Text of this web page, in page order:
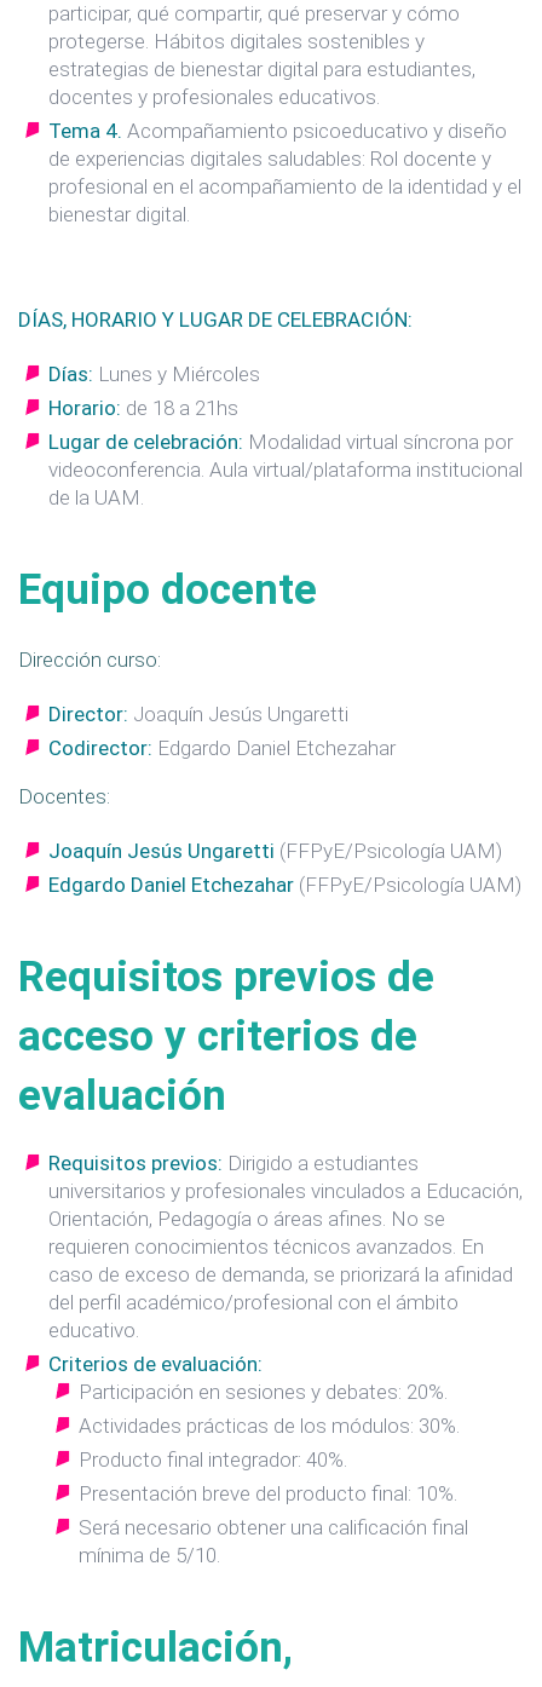
participar, qué compartir, qué preservar y cómo
protegerse. Hábitos digitales sostenibles y
estrategias de bienestar digital para estudiantes,
docentes y profesionales educativos.
Tema 4. Acompañamiento psicoeducativo y diseño
de experiencias digitales saludables: Rol docente y
profesional en el acompañamiento de la identidad y el
bienestar digital.
DÍAS, HORARIO Y LUGAR DE CELEBRACIÓN:
Días: Lunes y Miércoles
Horario: de 18 a 21hs
Lugar de celebración: Modalidad virtual síncrona por
videoconferencia. Aula virtual/plataforma institucional
de la UAM.
Equipo docente
Dirección curso:
Director: Joaquín Jesús Ungaretti
Codirector: Edgardo Daniel Etchezahar
Docentes:
Joaquín Jesús Ungaretti (FFPyE/Psicología UAM)
Edgardo Daniel Etchezahar (FFPyE/Psicología UAM)
Requisitos previos de
acceso y criterios de
evaluación
Requisitos previos: Dirigido a estudiantes
universitarios y profesionales vinculados a Educación,
Orientación, Pedagogía o áreas afines. No se
requieren conocimientos técnicos avanzados. En
caso de exceso de demanda, se priorizará la afinidad
del perfil académico/profesional con el ámbito
educativo.
Criterios de evaluación:
Participación en sesiones y debates: 20%.
Actividades prácticas de los módulos: 30%.
Producto final integrador: 40%.
Presentación breve del producto final: 10%.
Será necesario obtener una calificación final
mínima de 5/10.
Matriculación,